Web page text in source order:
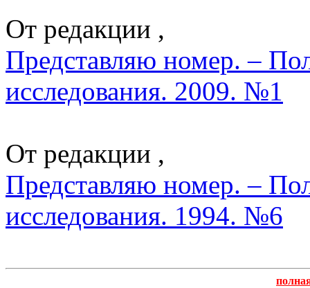
От редакции ,
Представляю номер. –
исследования. 2009. №1
От редакции ,
Представляю номер. –
исследования. 1994. №6